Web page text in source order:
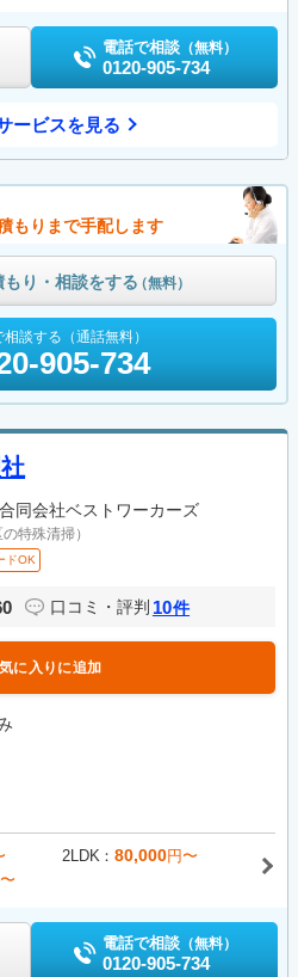
電話で相談 （無料）
0120-905-734
ービスを見る
もりまで手配します
り・相談をする（無料）
相談する（通話無料）
905-734
合同会社ベストワーカーズ
特殊清掃）
ドOK
口コミ・評判 10件
に入りに追加
2LDK 80,000円〜
電話で相談 （無料）
0120-905-734